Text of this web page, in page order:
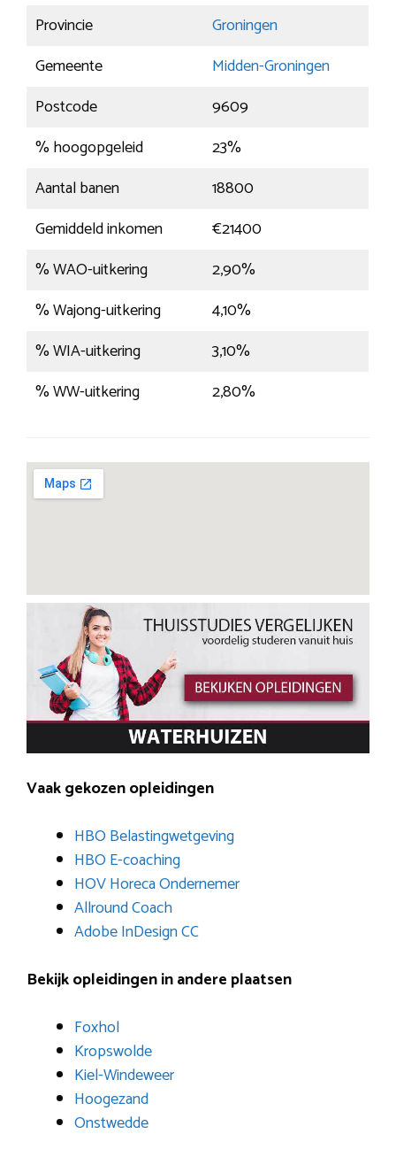
Provincie
Groningen
Gemeente
Midden-Groningen
Postcode
9609
% hoogopgeleid
23%
Aantal banen
18800
Gemiddeld inkomen
€21400
% WAO-uitkering
2,90%
% Wajong-uitkering
4,10%
% WIA-uitkering
3,10%
% WW-uitkering
2,80%
Vaak gekozen opleidingen
HBO Belastingwetgeving
HBO E-coaching
HOV Horeca Ondernemer
Allround Coach
Adobe InDesign CC
Bekijk opleidingen in andere plaatsen
Foxhol
Kropswolde
Kiel-Windeweer
Hoogezand
Onstwedde